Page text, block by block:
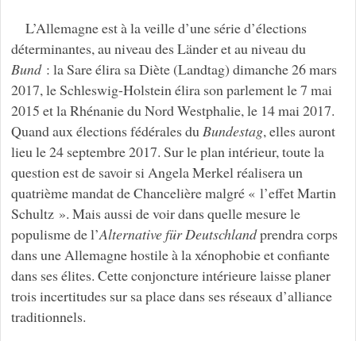
L’Allemagne est à la veille d’une série d’élections
déterminantes, au niveau des Länder et au niveau du
Bund: la Sare élira sa Diète (Landtag) dimanche 26 mars
2017, le Schleswig-Holstein élira son parlement le 7 mai
2015 et la Rhénanie du Nord Westphalie, le 14 mai 2017.
Quand aux élections fédérales duBundestag, elles auront
lieu le 24 septembre 2017. Sur le plan intérieur, toute la
question est de savoir si Angela Merkel réalisera un
quatrième mandat de Chancelière malgré « l’effet Martin
Schultz ». Mais aussi de voir dans quelle mesure le
populisme de l’Alternative für Deutschlandprendra corps
dans une Allemagne hostile à la xénophobie et confiante
dans ses élites. Cette conjoncture intérieure laisse planer
trois incertitudes sur sa place dans ses réseaux d’alliance
traditionnels.